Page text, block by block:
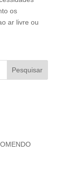
os
ar livre ou
Pesquisar